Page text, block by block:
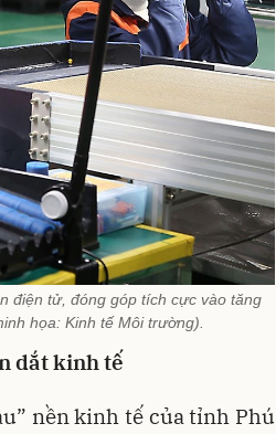
điện tử, đóng góp tích cực vào tăng
họa: Kinh tế Môi trường).
dắt kinh tế
nền kinh tế của tỉnh Phú